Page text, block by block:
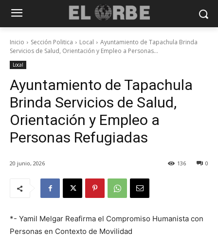
Inicio Sección Politica Local
Ayuntamiento de Tapachula Brinda
Servicios de Salud, Orientación y Empleo a Personas...
Local
Ayuntamiento de Tapachula
Brinda Servicios de Salud,
Orientación y Empleo a
Personas Refugiadas
20 junio, 2026 0
136
*- Yamil Melgar Reafirma el Compromiso Humanista con
Personas en Contexto de Movilidad